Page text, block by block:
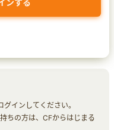
インしてください。
ちの方は、CFからはじまる